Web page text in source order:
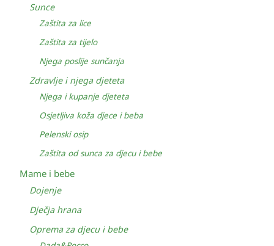
Sunce
Zaštita za lice
Zaštita za tijelo
Njega poslije sunčanja
Zdravlje i njega djeteta
Njega i kupanje djeteta
Osjetljiva koža djece i beba
Pelenski osip
Zaštita od sunca za djecu i bebe
Mame i bebe
Dojenje
Dječja hrana
Oprema za djecu i bebe